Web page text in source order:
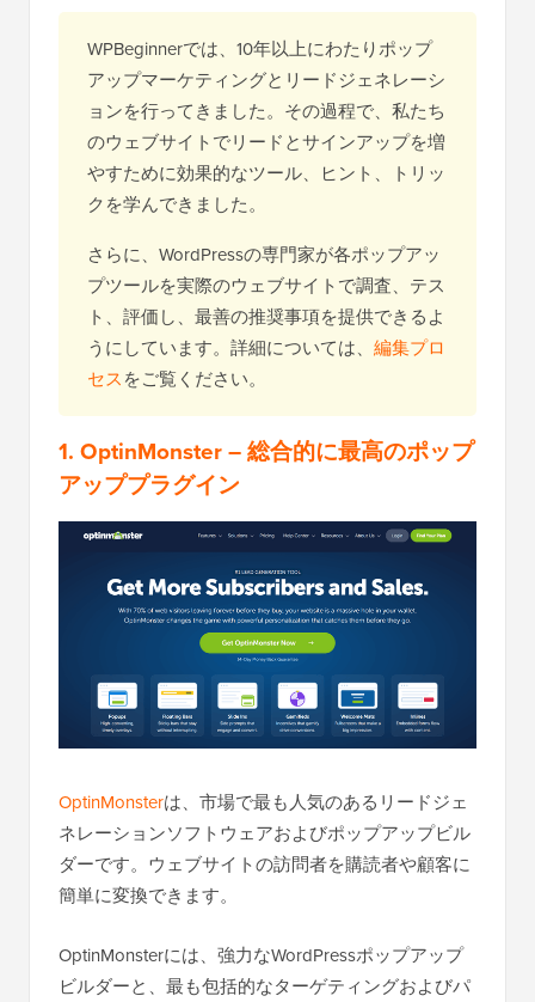
WPBeginnerでは、10年以上にわたりポップ
アップマーケティングとリードジェネレーシ
ョンを行ってきました。その過程で、私たち
のウェブサイトでリードとサインアップを増
やすために効果的なツール、ヒント、トリッ
クを学んできました。
さらに、WordPressの専門家が各ポップアッ
プツールを実際のウェブサイトで調査、テス
ト、評価し、最善の推奨事項を提供できるよ
うにしています。詳細については、 編集プロ
セスをご覧ください。
1. OptinMonster– 総合的に最高のポップ
アッププラグイン
OptinMonsterは、市場で最も人気のあるリードジェ
ネレーションソフトウェアおよびポップアップビル
ダーです。ウェブサイトの訪問者を購読者や顧客に
簡単に変換できます。
OptinMonsterには、強力なWordPressポップアップ
ビルダーと、最も包括的なターゲティングおよびパ